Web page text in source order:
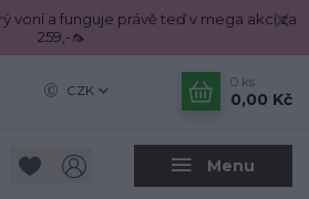
voní a funguje právě teď v mega akci za
259,-🦟
Menu
CZK
0 ks
0,00 Kč